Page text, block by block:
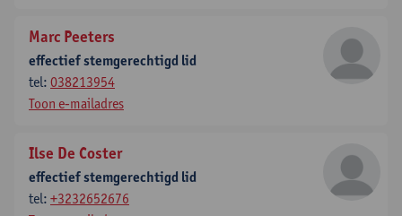
Marc Peeters
effectief stemgerechtigd lid
tel: 038213954
Toon e-mailadres
Ilse De Coster
effectief stemgerechtigd lid
tel: +3232652676